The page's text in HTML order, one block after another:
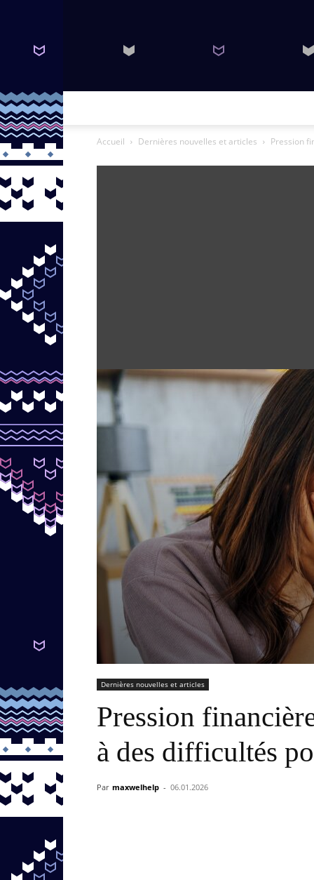
Accueil Dernières nouvelles et articles Pression
Dernières nouvelles et articles
Pression
à des difficultés
Par maxwelhelp - 06.01.2026